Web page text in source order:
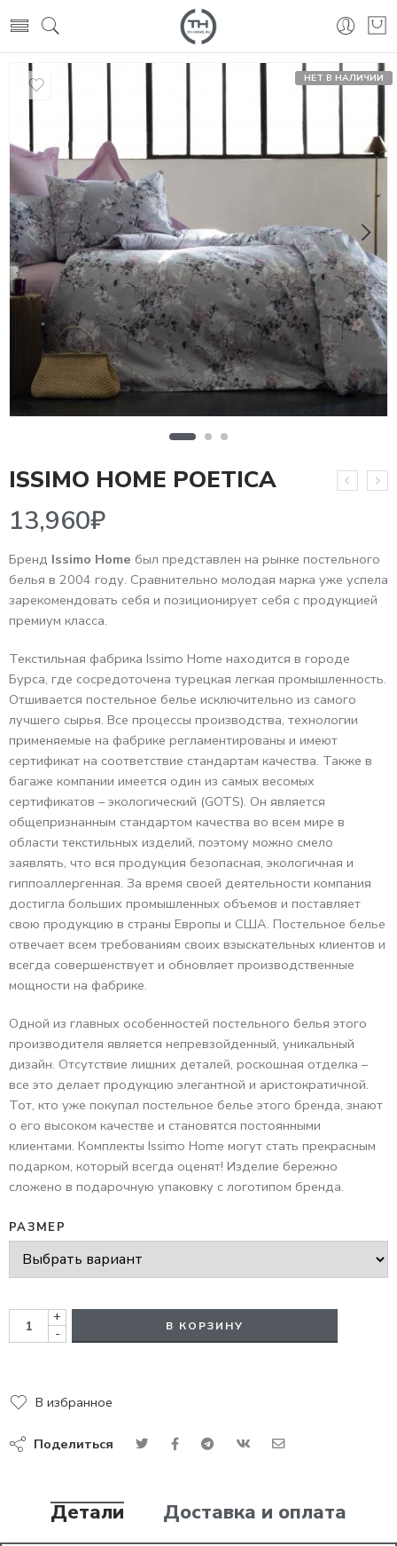
НЕТ В НАЛИЧИИ
ISSIMO HOME POETICA
13,960₽
Бренд Issimo Home был представлен на рынке постельного
белья в 2004 году. Сравнительно молодая марка уже успела
зарекомендовать себя и позиционирует себя с продукцией
премиум класса.
Текстильная фабрика Issimo Home находится в городе
Бурса, где сосредоточена турецкая легкая промышленность.
Отшивается постельное белье исключительно из самого
лучшего сырья. Все процессы производства, технологии
применяемые на фабрике регламентированы и имеют
сертификат на соответствие стандартам качества. Также в
багаже компании имеется один из самых весомых
сертификатов – экологический (GOTS). Он является
общепризнанным стандартом качества во всем мире в
области текстильных изделий, поэтому можно смело
заявлять, что вся продукция безопасная, экологичная и
гиппоаллергенная. За время своей деятельности компания
достигла больших промышленных объемов и поставляет
свою продукцию в страны Европы и США. Постельное белье
отвечает всем требованиям своих взыскательных клиентов и
всегда совершенствует и обновляет производственные
мощности на фабрике.
Одной из главных особенностей постельного белья этого
производителя является непревзойденный, уникальный
дизайн. Отсутствие лишних деталей, роскошная отделка –
все это делает продукцию элегантной и аристократичной.
Тот, кто уже покупал постельное белье этого бренда, знают
о его высоком качестве и становятся постоянными
клиентами. Комплекты Issimo Home могут стать прекрасным
подарком, который всегда оценят! Изделие бережно
сложено в подарочную упаковку с логотипом бренда.
РАЗМЕР
+
-
В КОРЗИНУ
В избранное
Поделиться
Детали Доставка и оплата